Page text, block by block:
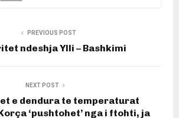
PREVIOUS POST
ndeshja Ylli – Bashkimi
NEXT POST
e dendura te temperaturat
‘pushtohet’ nga i ftohti, ja